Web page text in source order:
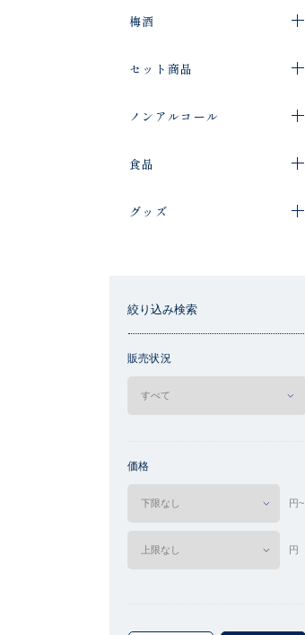
梅酒
セット商品
ノンアルコール
食品
グッズ
絞り込み検索
販売状況
価格
円~
円